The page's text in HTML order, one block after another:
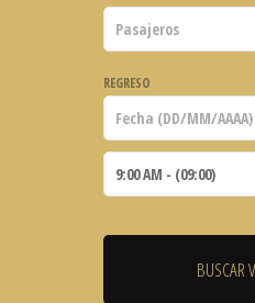
REGRESO